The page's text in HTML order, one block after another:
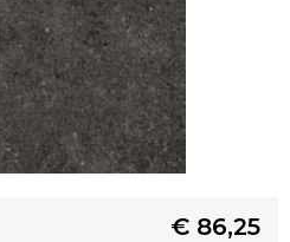
€ 86,25